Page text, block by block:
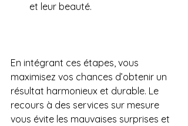
et leur beauté.
En intégrant ces étapes, vous
maximisez vos chances d’obtenir un
résultat harmonieux et durable. Le
recours à des services sur mesure
vous évite les mauvaises surprises et